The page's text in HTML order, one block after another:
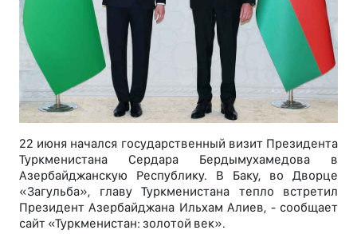
22 июня начался государственный визит Президента
Туркменистана Сердара Бердымухамедова в
Азербайджанскую Республику. В Баку, во Дворце
«Загульба», главу Туркменистана тепло встретил
Президент Азербайджана Ильхам Алиев, - сообщает
сайт «Туркменистан: золотой век».